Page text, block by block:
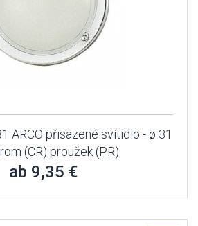
ARCO přisazené svítidlo - ø 31
(CR) proužek (PR)
ab 9,35 €